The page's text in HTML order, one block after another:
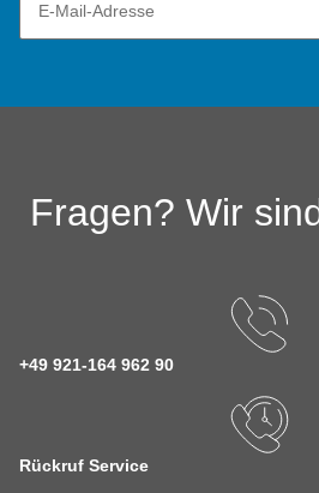
Fragen? Wir
+49 921-164 962 90
Rückruf Service